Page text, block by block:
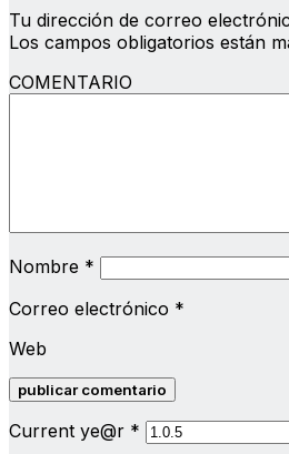
Tu dirección de correo
Los campos obligatorios están
COMENTARIO
Nombre *
Correo electrónico *
Web
Current ye@r *